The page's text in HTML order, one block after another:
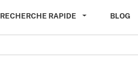
RECHERCHE RAPIDE BLOG